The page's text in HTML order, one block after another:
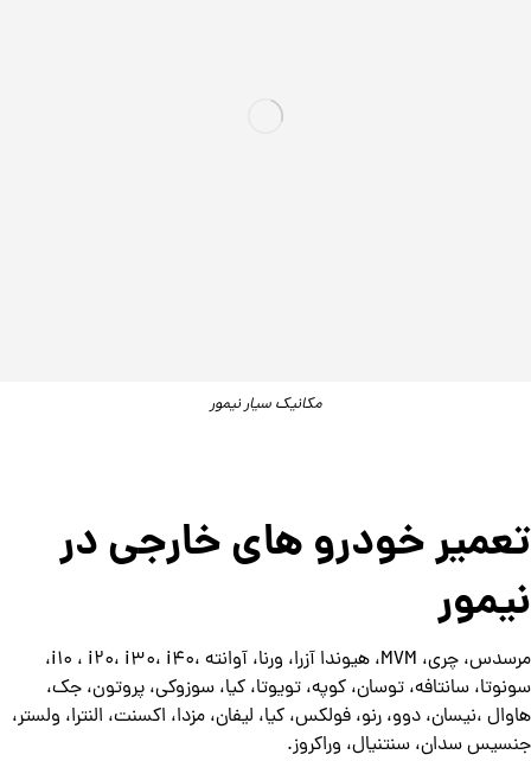
مکانیک سیار نیمور
تعمیر خودرو های خارجی در
نیمور
مرسدس، چری، MVM، هیوندا آزرا، ورنا، آوانته ،i10 ، i20، i30، i40،
سونوتا، سانتافه، توسان، کوپه، تویوتا، کیا، سوزوکی، پروتون، جک،
هاوال ،نیسان، دوو، رنو، فولکس، کیا، لیفان، مزدا، اکسنت، النترا، ولستر،
جنسیس سدان، سنتنیال، وراکروز.